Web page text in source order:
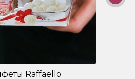
Raffaello